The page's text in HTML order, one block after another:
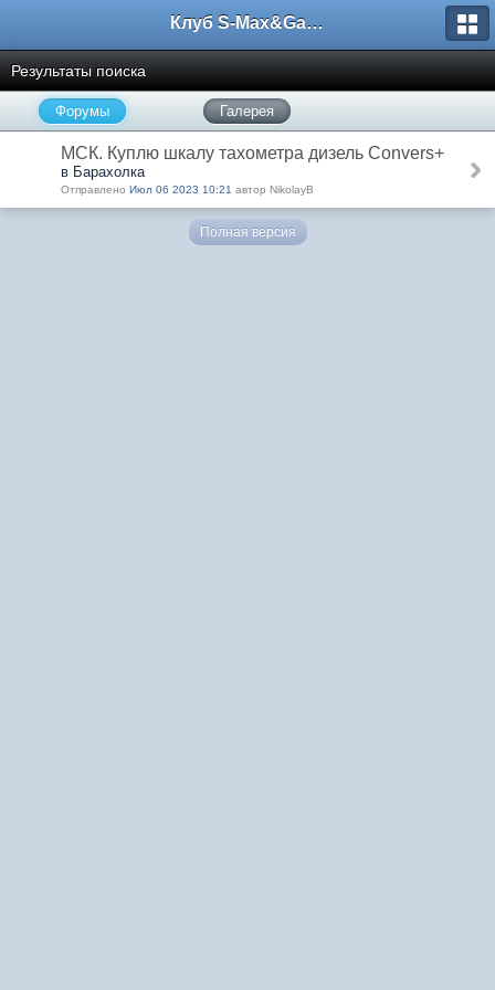
Клуб S-Max&Galaxy
Результаты поиска
Форумы Галерея
МСК. Куплю шкалу тахометра дизель Convers+
в Барахолка
Отправлено Июл 06 2023 10:21 автор NikolayB
Полная версия